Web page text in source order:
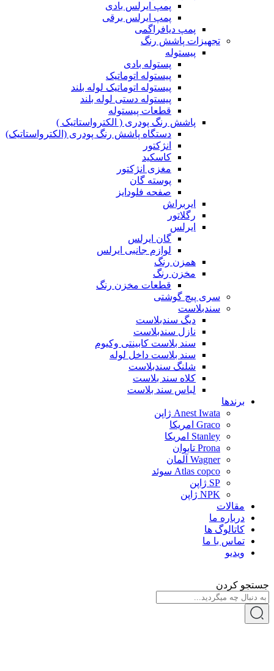
پمپ ایرلس بادی
پمپ ایرلس برقی
پمپ دیافراگمی
تجهیزات پاشش رنگ
پیستوله
پستوله بادی
پیستوله اتوماتیک
پیستوله اتوماتیک لوله بلند
پیستوله دستی لوله بلند
قطعات پیستوله
پاشش رنگ پودری ( الکترواستاتیک )
دستگاه پاشش رنگ پودری (الکترواستاتیک)
انژکتور
کاسکید
مغزی انژکتور
پوسته گان
صفحه فلودایز
ایربراش
رگلاتور
ایرلس
گان ایرلس
لوازم جانبی ایرلس
همزن رنگ
مخزن رنگ
قطعات مخزن رنگ
سری پیچ گوشتی
سندبلاست
دیگ سندبلاست
نازل سندبلاست
سند بلاست کابینتی وکیوم
سند بلاست داخل لوله
شلنگ سندبلاست
کلاه سند بلاست
لباس سند بلاست
برندها
Anest Iwata ژاپن
Graco امریکا
Stanley امریکا
Prona تایوان
Wagner آلمان
Atlas copco سوئد
SP ژاپن
NPK ژاپن
مقالات
درباره ما
کاتالوگ ها
تماس با ما
ویدیو
جستجو کردن